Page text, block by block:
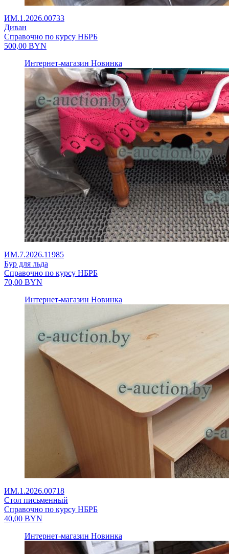
ИМ.1.2026.00733
Диван
Справочно по курсу НБРБ
500,00 BYN
Интернет-магазин Новинка
ИМ.7.2026.11985
Бур для льда
Справочно по курсу НБРБ
70,00 BYN
Интернет-магазин Новинка
ИМ.1.2026.00718
Стол письменный
Справочно по курсу НБРБ
40,00 BYN
Интернет-магазин Новинка